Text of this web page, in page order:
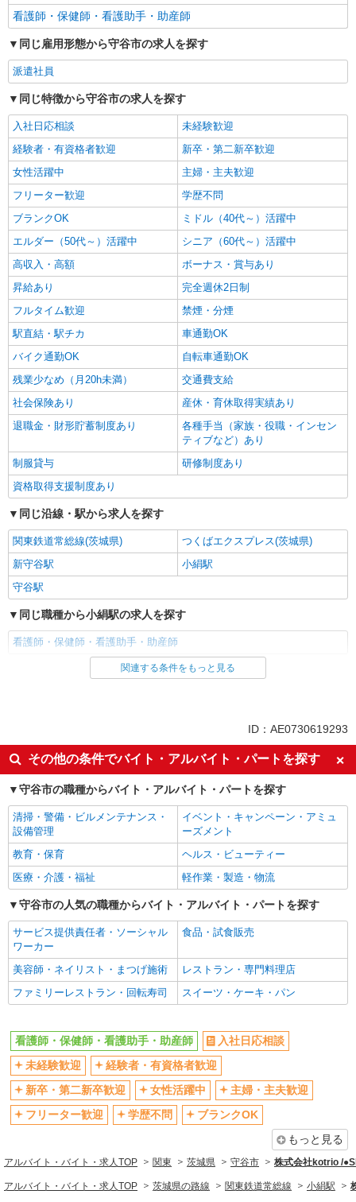
時給1600円〜2250円 ＜日払い有/週払い有/交
通費全支給(ガソリン代含む)＞
守谷市
看護師・保健師・看護助手・助産師
同じ雇用形態から守谷市の求人を探す
派遣社員
同じ特徴から守谷市の求人を探す
入社日応相談
未経験歓迎
経験者・有資格者歓迎
新卒・第二新卒歓迎
女性活躍中
主婦・主夫歓迎
フリーター歓迎
学歴不問
ブランクOK
ミドル（40代～）活躍中
エルダー（50代～）活躍中
シニア（60代～）活躍中
高収入・高額
ボーナス・賞与あり
昇給あり
完全週休2日制
フルタイム歓迎
禁煙・分煙
駅直結・駅チカ
車通勤OK
バイク通勤OK
自転車通勤OK
残業少なめ（月20h未満）
交通費支給
社会保険あり
産休・育休取得実績あり
退職金・財形貯蓄制度あり
各種手当（家族・役職・インセン
ティブなど）あり
制服貸与
研修制度あり
資格取得支援制度あり
同じ沿線・駅から求人を探す
関東鉄道常総線(茨城県)
つくばエクスプレス(茨城県)
新守谷駅
小絹駅
守谷駅
同じ職種から小絹駅の求人を探す
看護師・保健師・看護助手・助産師
同じ雇用形態から小絹駅の求人を探す
入社日応相談
未経験歓迎
経験者・有資格者歓迎
新卒・第二新卒歓迎
女性活躍中
主婦・主夫歓迎
フリーター歓迎
学歴不問
ブランクOK
ミドル（40代～）活躍中
エルダー（50代～）活躍中
シニア（60代～）活躍中
高収入・高額
ボーナス・賞与あり
昇給あり
完全週休2日制
フルタイム歓迎
禁煙・分煙
駅直結・駅チカ
車通勤OK
バイク通勤OK
自転車通勤OK
残業少なめ（月20h未満）
交通費支給
社会保険あり
産休・育休取得実績あり
退職金・財形貯蓄制度あり
各種手当（家族・役職・インセン
ティブなど）あり
制服貸与
研修制度あり
資格取得支援制度あり
医療・介護・福祉
看護師・保健師・看護助手・助産師
関連する条件をもっと見る
ID：AE0730619293
その他の条件でバイト・アルバイト・パートを探す
守谷市の職種からバイト・アルバイト・パートを探す
清掃・警備・ビルメンテナンス・
設備管理
イベント・キャンペーン・アミュ
ーズメント
教育・保育
ヘルス・ビューティー
医療・介護・福祉
軽作業・製造・物流
守谷市の人気の職種からバイト・アルバイト・パートを探す
サービス提供責任者・ソーシャル
ワーカー
食品・試食販売
美容師・ネイリスト・まつげ施術
レストラン・専門料理店
ファミリーレストラン・回転寿司
スイーツ・ケーキ・パン
看護師・保健師・看護助手・助産師
入社日応相談
未経験歓迎
経験者・有資格者歓迎
新卒・第二新卒歓迎
女性活躍中
主婦・主夫歓迎
フリーター歓迎
学歴不問
ブランクOK
もっと見る
アルバイト・バイト・求人TOP 関東 茨城県 守谷市 株式会社kotrio /
アルバイト・バイト・求人TOP 茨城県の路線 関東鉄道常総線 小絹駅